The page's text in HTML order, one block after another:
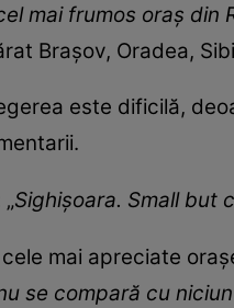
mai frumos oraș din
Brașov, Oradea,
este dificilă,
Sighișoara. Small but
mai apreciate
se compară cu